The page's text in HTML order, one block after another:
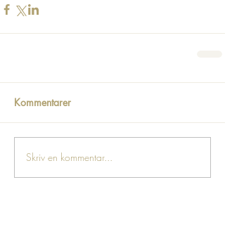
Kommentarer
Skriv en kommentar...